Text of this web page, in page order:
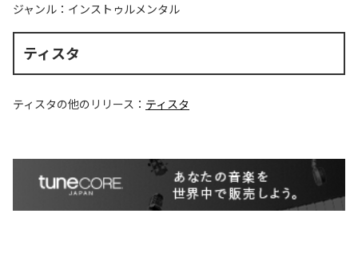
ジャンル： インストゥルメンタル
ティスタ
ティスタの他のリリース： ティスタ